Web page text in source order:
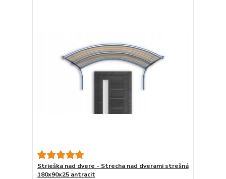
Strieška nad dvere - Strecha nad dverami strešná
180x90x25 antracit